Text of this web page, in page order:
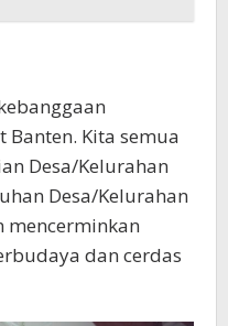
Kita semua
Desa/Kelurahan
Desa/Kelurahan
mencerminkan
dan cerdas